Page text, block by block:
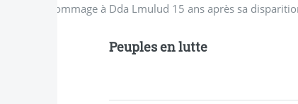
Hommage à Dda Lmulud 15 ans après sa
Peuples en lutte